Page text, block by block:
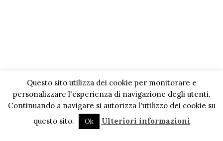
Questo sito utilizza dei cookie per monitorare e
personalizzare l'esperienza di navigazione degli utenti.
Continuando a navigare si autorizza l'utilizzo dei cookie su
questo sito.
Ok Ulteriori informazioni